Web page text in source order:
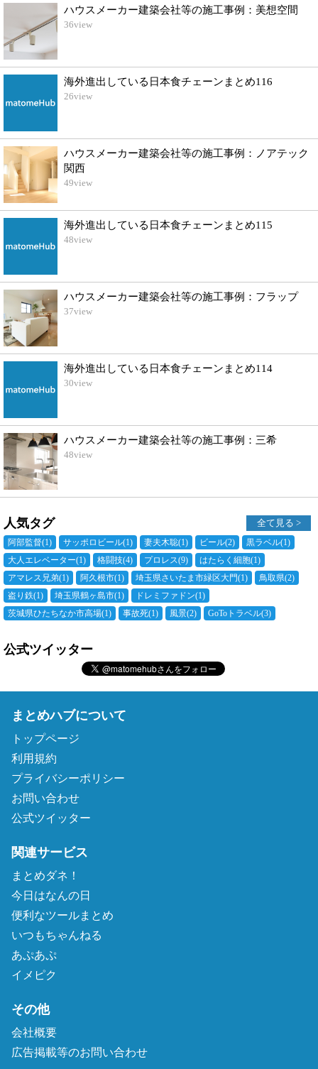
ハウスメーカー建築会社等の施工事例：美想空間
36view
海外進出している日本食チェーンまとめ116
26view
ハウスメーカー建築会社等の施工事例：ノアテック
関西
49view
海外進出している日本食チェーンまとめ115
48view
ハウスメーカー建築会社等の施工事例：フラップ
37view
海外進出している日本食チェーンまとめ114
30view
ハウスメーカー建築会社等の施工事例：三希
48view
人気タグ 全て見る >
阿部監督(1) サッポロビール(1) 妻夫木聡(1) ビール(2) 黒ラベル(1)
大人エレベーター(1) 格闘技(4) プロレス(9) はたらく細胞(1)
アマレス兄弟(1) 阿久根市(1) 埼玉県さいたま市緑区大門(1) 鳥取県(2)
盗り鉄(1) 埼玉県鶴ヶ島市(1) ドレミファドン(1)
茨城県ひたちなか市高場(1) 事故死(1) 風景(2) GoToトラベル(3)
公式ツイッター
まとめハブについて
トップページ
利用規約
プライバシーポリシー
お問い合わせ
公式ツイッター
関連サービス
まとめダネ！
今日はなんの日
便利なツールまとめ
いつもちゃんねる
あぷあぷ
イメピク
その他
会社概要
広告掲載等のお問い合わせ